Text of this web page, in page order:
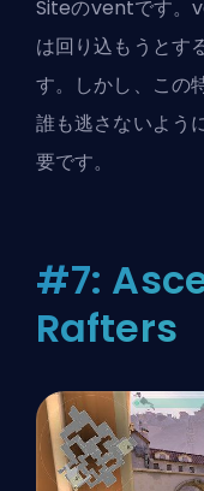
Siteのventです。
は回り込もうとす
す。しかし、この
誰も逃さないよう
要です。
#7:
Rafters